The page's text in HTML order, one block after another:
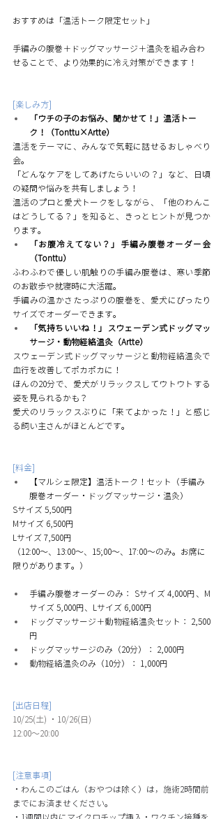
おすすめは「温活トーク限定セット」
手編みの腹巻＋ドッグマッサージ＋温灸を組み合わ
せることで、より効果的に冷え対策ができます！
[楽しみ方]
「ウチの子のお悩み、聞かせて！」温活トー
ク！（Tonttu×Artte）
温活をテーマに、みんなで気軽に話せるおしゃべり
会。
「どんなケアをしてあげたらいいの？」など、日頃
の疑問や悩みを共有しましょう！
温活のプロと愛犬トークをしながら、「他のわんこ
はどうしてる？」を知ると、きっとヒントが見つか
ります。
「お腹冷えてない？」手編み腹巻オーダー会
（Tonttu）
ふわふわで優しい肌触りの手編み腹巻は、寒い季節
のお散歩や就寝時に大活躍。
手編みの温かさたっぷりの腹巻を、愛犬にぴったり
サイズでオーダーできます。
「気持ちいいね！」スウェーデン式ドッグマッ
サージ・動物経絡温灸（Artte）
スウェーデン式ドッグマッサージと動物経絡温灸で
血行を改善してポカポカに！
ほんの20分で、愛犬がリラックスしてウトウトする
姿を見られるかも？
愛犬のリラックスぶりに「来てよかった！」と感じ
る飼い主さんがほとんどです。
[料金]
【マルシェ限定】温活トーク！セット（手編み
腹巻オーダー・ドッグマッサージ・温灸）
Sサイズ 5,500円
Mサイズ 6,500円
Lサイズ 7,500円
（12:00～、13:00～、15;00～、17:00～のみ。お席に
限りがあります。）
手編み腹巻オーダーのみ： Sサイズ 4,000円、M
サイズ 5,000円、Lサイズ 6,000円
ドッグマッサージ＋動物経絡温灸セット： 2,500
円
ドッグマッサージのみ（20分）： 2,000円
動物経絡温灸のみ（10分）： 1,000円
[出店日程]
10/25(土) ・10/26(日)
12:00〜20:00
[注意事項]
・わんこのごはん（おやつは除く）は，施術2時間前
までにお済ませください。